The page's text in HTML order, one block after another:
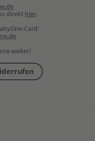
direkt hier.
Card:
weiter!